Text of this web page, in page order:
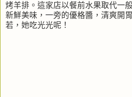
烤羊排。這家店以餐前水果取代一
新鮮美味，一旁的優格醬，清爽開
若，她吃光光呢！